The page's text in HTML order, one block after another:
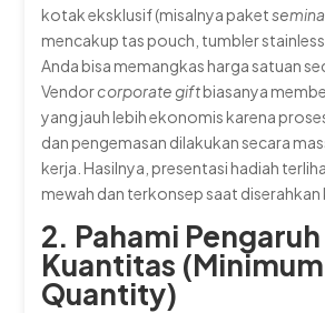
kotak eksklusif (misalnya paket
mencakup tas pouch, tumbler
Anda bisa memangkas harga satuan
Vendorcorporate giftbiasanya
yang jauh lebih ekonomis karena
dan pengemasan dilakukan secara
kerja. Hasilnya, presentasi hadiah
mewah dan terkonsep saat diserahkan
2. Pahami
Kuantitas
Quantity)